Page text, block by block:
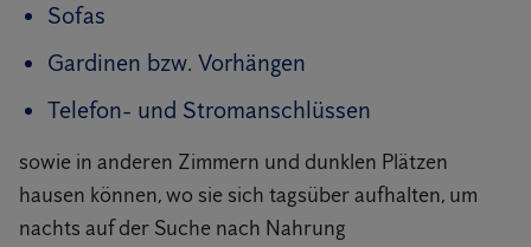
Sofas
Gardinen bzw. Vorhängen
Telefon- und Stromanschlüssen
sowie in anderen Zimmern und dunklen Plätzen
hausen können, wo sie sich tagsüber aufhalten, um
nachts auf der Suche nach Nahrung